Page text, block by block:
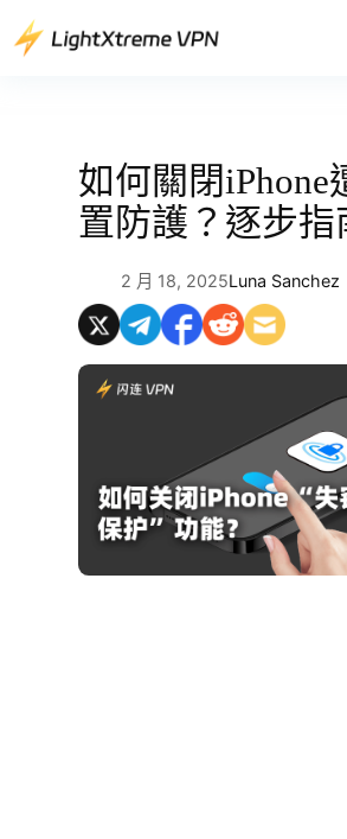
至
如何關閉iPhone
置防護？逐步指
2 月 18, 2025Luna Sanchez